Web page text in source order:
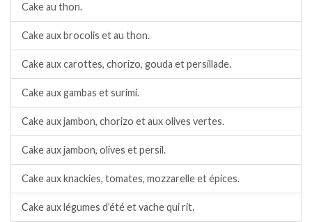
Cake au thon.
Cake aux brocolis et au thon.
Cake aux carottes, chorizo, gouda et persillade.
Cake aux gambas et surimi.
Cake aux jambon, chorizo et aux olives vertes.
Cake aux jambon, olives et persil.
Cake aux knackies, tomates, mozzarelle et épices.
Cake aux légumes d’été et vache qui rit.